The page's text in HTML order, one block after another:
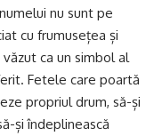
nu sunt pe
cu frumusețea și
ca un simbol al
Fetele care poartă
propriul drum, să-și
și îndeplinească